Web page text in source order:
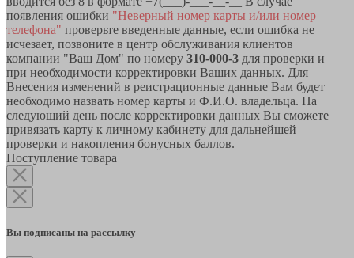
появления ошибки "Неверный номер карты и/или номер
телефона" проверьте введенные данные, если ошибка не
исчезает, позвоните в центр обслуживания клиентов
компании "Ваш Дом" по номеру 310-000-3 для проверки и
при необходимости корректировки Ваших данных. Для
Внесения изменений в реистрационные данные Вам будет
необходимо назвать номер карты и Ф.И.О. владельца. На
следующий день после корректировки данных Вы сможете
привязать карту к личному кабинету для дальнейшей
проверки и накопления бонусных баллов.
Поступление товара
Вы подписаны на рассылку